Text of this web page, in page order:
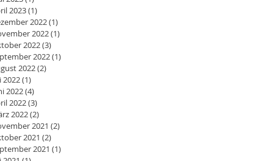
2023(1)
2022(1)
2022(1)
2022(3)
2022(1)
2022(2)
2022(1)
2022(4)
2022(3)
2022(2)
2021 (2)
2021 (2)
2021 (1)